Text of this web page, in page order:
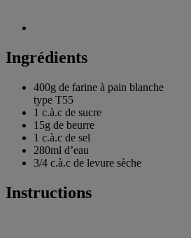
Ingrédients
400g de farine à pain blanche
type T55
1 c.à.c de sucre
15g de beurre
1 c.à.c de sel
280ml d’eau
3/4 c.à.c de levure sèche
Instructions